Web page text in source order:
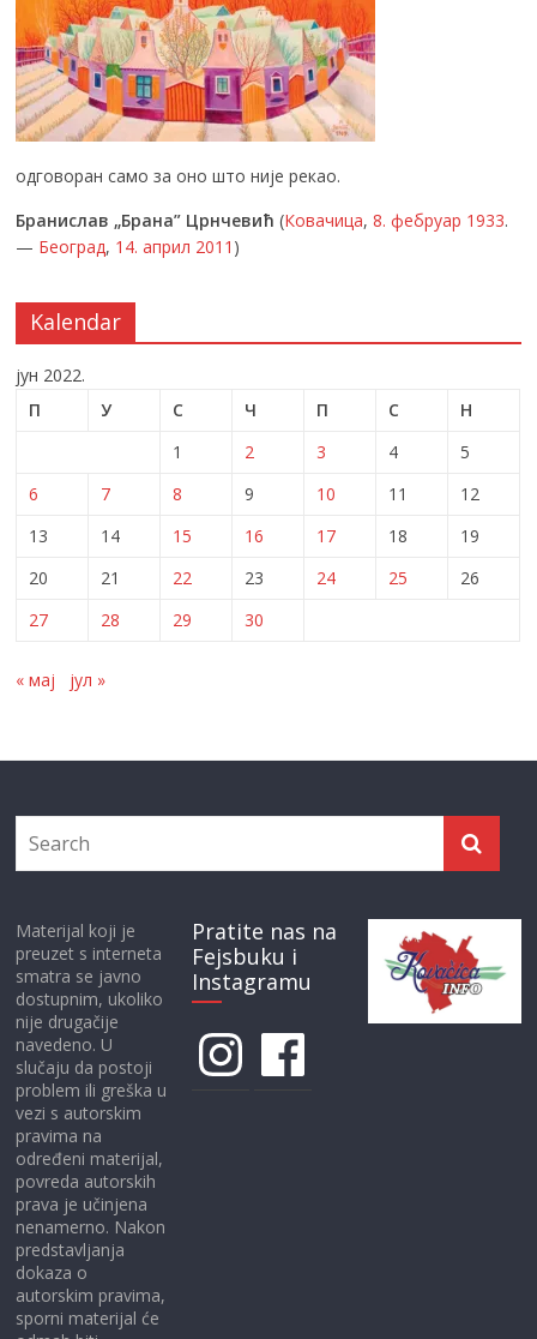
одговоран само за оно што није рекао.
Бранислав „Брана” Црнчевић (Ковачица,8. фебруар 1933.
— Београд, 14. април 2011 )
Kalendar
јун 2022.
П
У С Ч П С
Н
1
2 3 4
5
6
7 8 9 10 11
12
13
14 15 16 17 18
19
20
21 22 23 24 25
26
27
28 29 30
« мај јул »
Materijal koji je
preuzet s interneta
smatra se javno
dostupnim, ukoliko
nije drugačije
navedeno. U
slučaju da postoji
problem ili greška u
vezi s autorskim
pravima na
određeni materijal,
povreda autorskih
prava je učinjena
nenamerno. Nakon
predstavljanja
dokaza o
autorskim pravima,
sporni materijal će
Pratite nas na
Fejsbuku i
Instagramu
InstagramFacebook